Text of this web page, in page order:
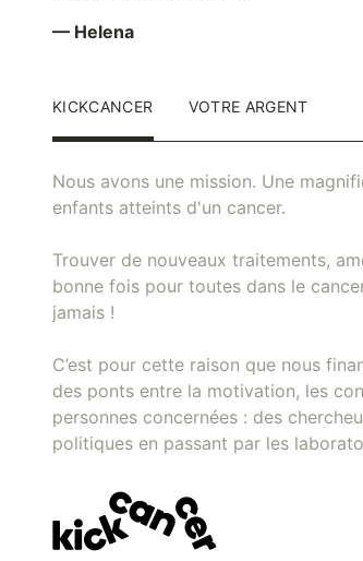
— Helena
KICKCANCER VOTRE ARGENT
Nous avons une mission. Une
enfants atteints d'un cancer.
Trouver de nouveaux traitements,
bonne fois pour toutes dans le
jamais !
C’est pour cette raison que nous
des ponts entre la motivation, les
personnes concernées : des
politiques en passant par les